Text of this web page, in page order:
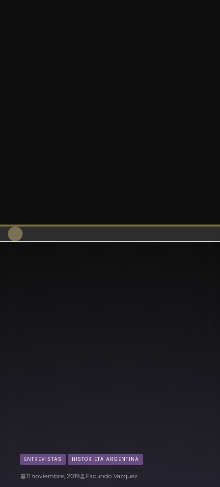
ENTREVISTAS HISTORIETA ARGENTINA
11 noviembre, 2019 Facundo Vazquez